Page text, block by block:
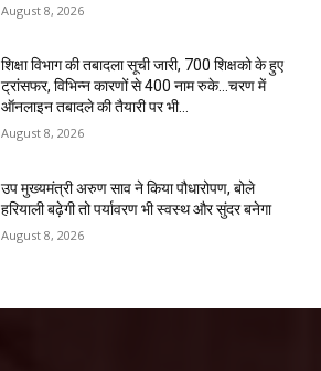
August 8, 2026
शिक्षा विभाग की तबादला सूची जारी, 700 शिक्षको के हुए
ट्रांसफर, विभिन्न कारणों से 400 नाम रुके…चरण में
ऑनलाइन तबादले की तैयारी पर भी...
August 8, 2026
उप मुख्यमंत्री अरुण साव ने किया पौधारोपण, बोले
हरियाली बढ़ेगी तो पर्यावरण भी स्वस्थ और सुंदर बनेगा
August 8, 2026